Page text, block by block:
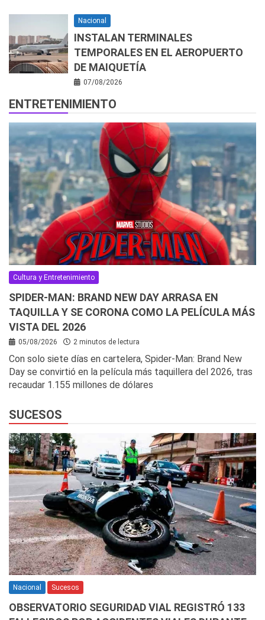
Nacional
INSTALAN TERMINALES
TEMPORALES EN EL AEROPUERTO
DE MAIQUETÍA
07/08/2026
ENTRETENIMIENTO
Cultura y Entretenimiento
SPIDER-MAN: BRAND NEW DAY ARRASA EN
TAQUILLA Y SE CORONA COMO LA PELÍCULA MÁS
VISTA DEL 2026
05/08/2026 2 minutos de lectura
Con solo siete días en cartelera, Spider-Man: Brand New
Day se convirtió en la película más taquillera del 2026, tras
recaudar 1.155 millones de dólares
SUCESOS
Nacional Sucesos
OBSERVATORIO SEGURIDAD VIAL REGISTRÓ 133